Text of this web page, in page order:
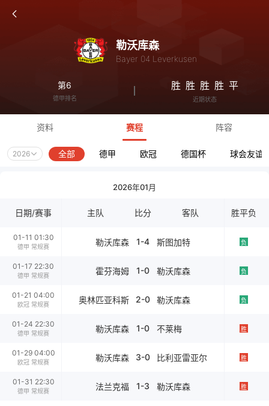
勒沃库森
Bayer 04 Leverkusen
第6
德甲排名
胜 胜 胜 胜 平
近期状态
资料 赛程 阵容
2026 全部 德甲 欧冠 德国杯 球会友谊
2026年01月
日期/赛事 主队 比分 客队 胜平负
01-11 01:30
德甲 常规赛 勒沃库森 1-4 斯图加特 负
01-17 22:30
德甲 常规赛 霍芬海姆 1-0 勒沃库森 负
01-21 04:00
欧冠 常规赛 奥林匹亚科斯 2-0 勒沃库森 负
01-24 22:30
德甲 常规赛 勒沃库森 1-0 不莱梅 胜
01-29 04:00
欧冠 常规赛 勒沃库森 3-0 比利亚雷亚尔 胜
01-31 22:30
德甲 常规赛 法兰克福 1-3 勒沃库森 胜